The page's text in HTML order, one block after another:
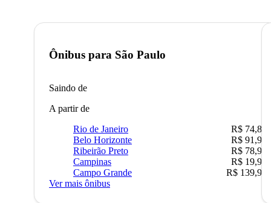
Ônibus para São Paulo
Saindo de
A partir de
Rio de Janeiro
R$ 74,80
Belo Horizonte
R$ 91,90
Ribeirão Preto
R$ 78,90
Campinas
R$ 19,90
Campo Grande
R$ 139,90
Ver mais ônibus